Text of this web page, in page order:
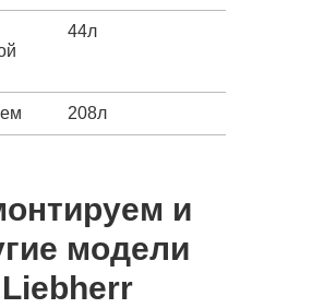
44л
208л
и
модели
Liebherr